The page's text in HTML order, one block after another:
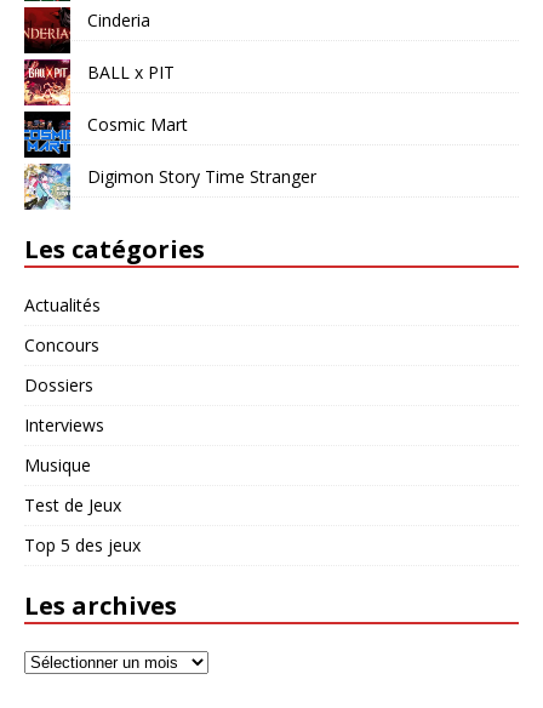
Cinderia
BALL x PIT
Cosmic Mart
Digimon Story Time Stranger
Les catégories
Actualités
Concours
Dossiers
Interviews
Musique
Test de Jeux
Top 5 des jeux
Les archives